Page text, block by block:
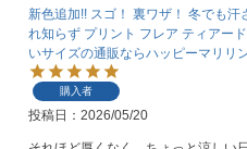
新色追加!! スゴ！ 裏ワザ！ 冬でも汗
れ知らず プリント フレア ティアー
いサイズの通販ならハッピーマリリ
購入者
投稿日 2026/05/20